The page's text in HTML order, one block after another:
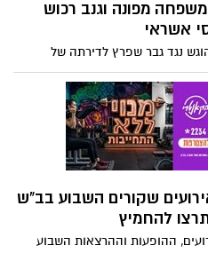
מפונה וגנב רכוש
אשראי
נגד גבר שפרץ לדירתה של
מעוטף עזה וגנב רכוש רב,
כולל 8,000 ש"ח בכרטיסי גיפטקארד שניתנו
שקורים השבוע בב"ש
להחמיץ
ההופעות וההרצאות השבוע